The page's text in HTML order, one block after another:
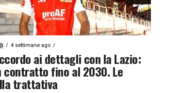
4 settimane ago
ai dettagli con la Lazio:
contratto fino al 2030. Le
trattativa